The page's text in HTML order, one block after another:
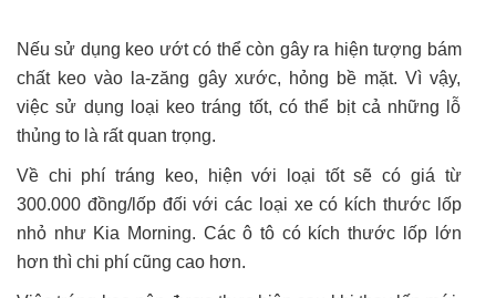
Nếu sử dụng keo ướt có thể còn gây ra hiện tượng bám
chất keo vào la-zăng gây xước, hỏng bề mặt. Vì vậy,
việc sử dụng loại keo tráng tốt, có thể bịt cả những lỗ
thủng to là rất quan trọng.
Về chi phí tráng keo, hiện với loại tốt sẽ có giá từ
300.000 đồng/lốp đối với các loại xe có kích thước lốp
nhỏ như Kia Morning. Các ô tô có kích thước lốp lớn
hơn thì chi phí cũng cao hơn.